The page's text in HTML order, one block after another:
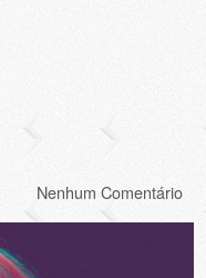
Nenhum Comentário